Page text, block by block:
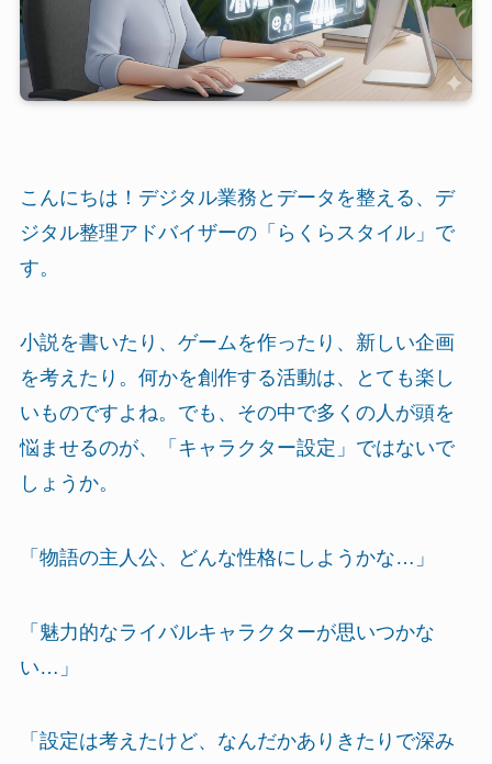
こんにちは！デジタル業務とデータを整える、デ
ジタル整理アドバイザーの「らくらスタイル」で
す。
小説を書いたり、ゲームを作ったり、新しい企画
を考えたり。何かを創作する活動は、とても楽し
いものですよね。でも、その中で多くの人が頭を
悩ませるのが、「キャラクター設定」ではないで
しょうか。
「物語の主人公、どんな性格にしようかな…」
「魅力的なライバルキャラクターが思いつかな
い…」
「設定は考えたけど、なんだかありきたりで深み